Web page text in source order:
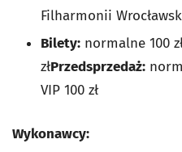
Filharmonii
Bilety: normalne 100
złPrzedsprzedaż:
VIP 100 zł
Wykonawcy: